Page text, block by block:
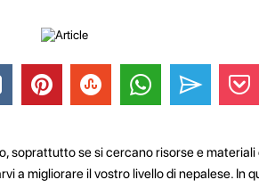
soprattutto se si cercano risorse e materiali
a migliorare il vostro livello di nepalese. In